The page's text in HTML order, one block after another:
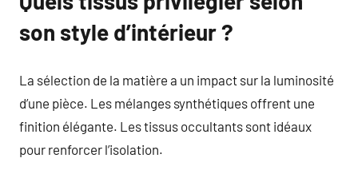
son style d’intérieur ?
La sélection de la matière a un impact sur la luminosité
d’une pièce. Les mélanges synthétiques offrent une
finition élégante. Les tissus occultants sont idéaux
pour renforcer l’isolation.